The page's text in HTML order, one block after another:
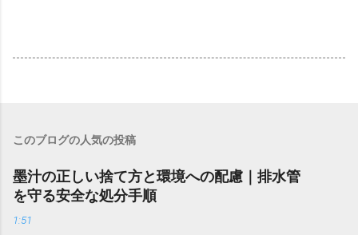
このブログの人気の投稿
墨汁の正しい捨て方と環境への配慮｜排水管
を守る安全な処分手順
1:51